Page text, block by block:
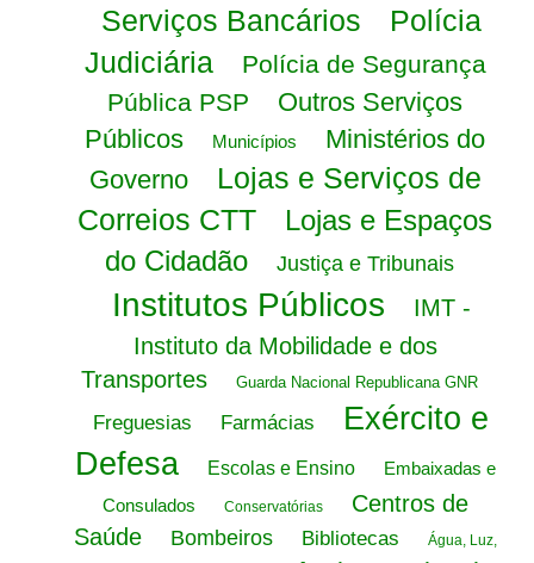
Serviços Bancários
Polícia
Judiciária
Polícia de Segurança
Pública PSP
Outros Serviços
Públicos
Municípios
Ministérios do
Governo
Lojas e Serviços de
Correios CTT
Lojas e Espaços
do Cidadão
Justiça e Tribunais
Institutos Públicos
IMT -
Instituto da Mobilidade e dos
Transportes
Guarda Nacional Republicana GNR
Freguesias Farmácias
Exército e
Defesa
Escolas e Ensino
Embaixadas e
Consulados
Conservatórias
Centros de
Saúde
Bombeiros Bibliotecas Água, Luz,